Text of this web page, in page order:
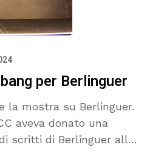
per Berlinguer
la mostra su Berlinguer.
aveva donato una
scritti di Berlinguer alla